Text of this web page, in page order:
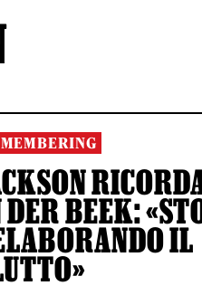
DER BEEK:
IL